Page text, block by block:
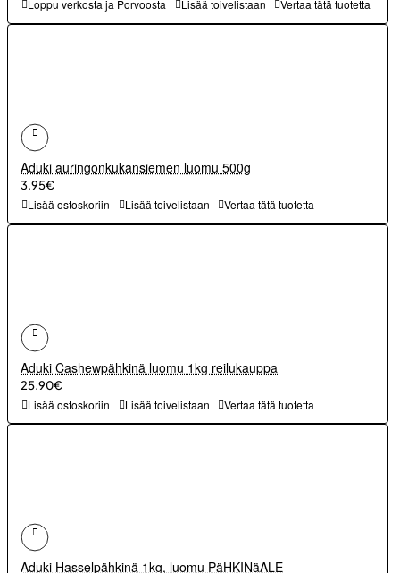
Loppu verkosta ja Porvoosta Lisää toivelistaan Vertaa tätä tuotetta
Aduki auringonkukansiemen luomu 500g
3.95€
Lisää ostoskoriin Lisää toivelistaan Vertaa tätä tuotetta
Aduki Cashewpähkinä luomu 1kg reilukauppa
25.90€
Lisää ostoskoriin Lisää toivelistaan Vertaa tätä tuotetta
Aduki Hasselpähkinä 1kg, luomu PäHKINäALE